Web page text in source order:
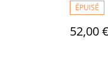
ÉPUISÉ
52,00 €